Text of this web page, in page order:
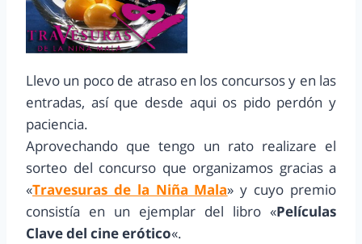
Llevo un poco de atraso en los concursos y en las
entradas, así que desde aqui os pido perdón y
paciencia.
Aprovechando que tengo un rato realizare el
sorteo del concurso que organizamos gracias a
«Travesuras de la Niña Mala» y cuyo premio
consistía en un ejemplar del libro «Películas
Clave del cine erótico«.